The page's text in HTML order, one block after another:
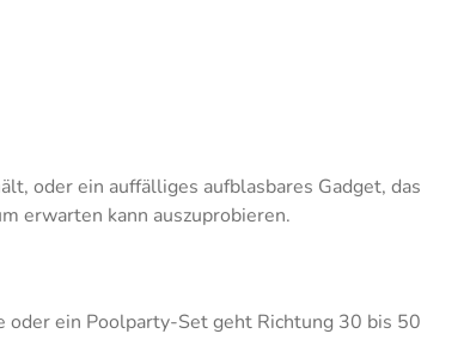
oder ein auffälliges aufblasbares Gadget, das
erwarten kann auszuprobieren.
oder ein Poolparty-Set geht Richtung 30 bis 50